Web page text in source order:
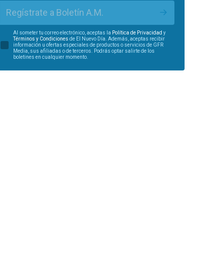
Regístrate a Boletín A.M.
Al someter tu correo electrónico, aceptas la Política de Privacidad y
Términos y Condiciones de El Nuevo Día. Además, aceptas recibir
información u ofertas especiales de productos o servicios de GFR
Media, sus afiliadas o de terceros. Podrás optar salirte de los
boletines en cualquier momento.